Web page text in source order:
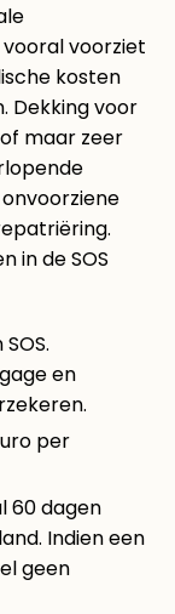
voorziet
kosten
Dekking voor
maar zeer
in de SOS
en
per
60 dagen
Indien een
geen